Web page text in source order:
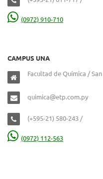
(0972) 910-710
CAMPUS UNA
Facultad de Química /
quimica@etp.com.py
(+595-21) 580-243 /
(0972) 112-563